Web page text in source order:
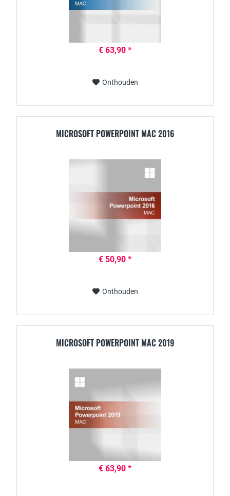
€ 63,90 *
Onthouden
MICROSOFT POWERPOINT MAC 2016
€ 50,90 *
Onthouden
MICROSOFT POWERPOINT MAC 2019
€ 63,90 *